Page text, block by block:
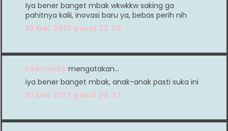
Iya bener banget mbak wkwkkw saking ga
pahitnya kalii, inovasi baru ya, bebas perih nih
10 Mei 2017 pukul 22.29
Febrianty mengatakan…
iya bener banget mbak, anak-anak pasti suka ini
10 Mei 2017 pukul 22.37